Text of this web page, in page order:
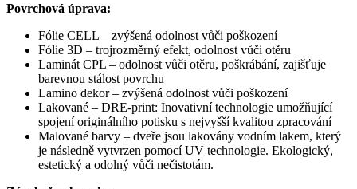
Povrchová úprava:
Fólie CELL – zvýšená odolnost vůči poškození
Fólie 3D – trojrozměrný efekt, odolnost vůči otěru
Laminát CPL – odolnost vůči otěru, poškrábání, zajišťuje
barevnou stálost povrchu
Lamino dekor – zvýšená odolnost vůči poškození
Lakované – DRE-print: Inovativní technologie umožňující
spojení originálního potisku s nejvyšší kvalitou zpracování
Malované barvy – dveře jsou lakovány vodním lakem, který
je následně vytvrzen pomocí UV technologie. Ekologický,
estetický a odolný vůči nečistotám.